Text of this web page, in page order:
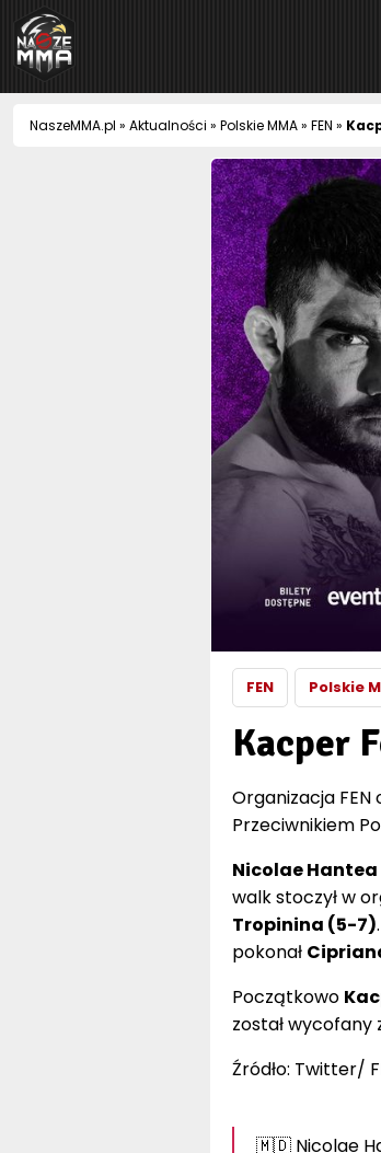
NaszeMMA
NaszeMMA.pl » Aktualności » Polskie MMA» FEN »
FEN Polskie
Kacper
Organizacja FEN
Przeciwnikiem
Nicolae Hantea
walk stoczył w
Tropinina (5-7)
pokonał
Początkowo
został wycofany
Źródło: Twitter/
🇲🇩 Nicolae